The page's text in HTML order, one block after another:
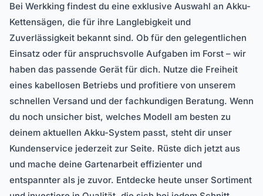
Bei Werkking findest du eine exklusive Auswahl an Akku-
Kettensägen, die für ihre Langlebigkeit und
Zuverlässigkeit bekannt sind. Ob für den gelegentlichen
Einsatz oder für anspruchsvolle Aufgaben im Forst – wir
haben das passende Gerät für dich. Nutze die Freiheit
eines kabellosen Betriebs und profitiere von unserem
schnellen Versand und der fachkundigen Beratung. Wenn
du noch unsicher bist, welches Modell am besten zu
deinem aktuellen Akku-System passt, steht dir unser
Kundenservice jederzeit zur Seite. Rüste dich jetzt aus
und mache deine Gartenarbeit effizienter und
entspannter als je zuvor. Entdecke heute unser Sortiment